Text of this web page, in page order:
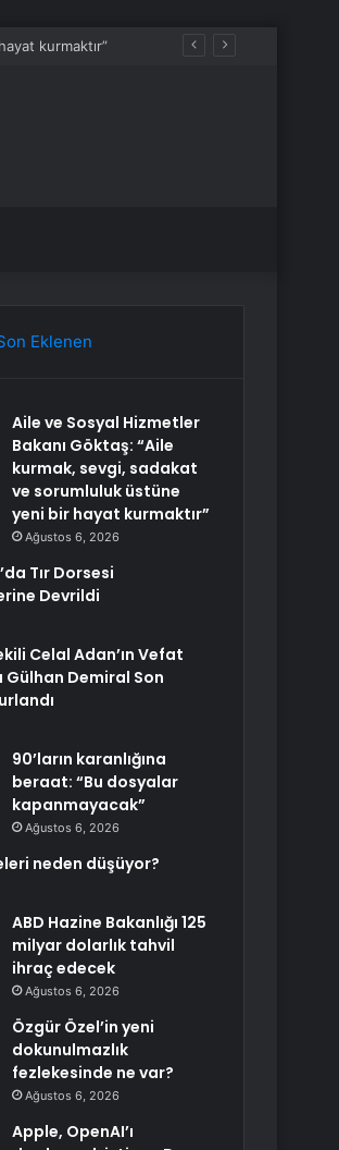
kurmaktır”
Eklenen
Aile ve Sosyal Hizmetler
Bakanı Göktaş: “Aile
kurmak, sevgi, sadakat
ve sorumluluk üstüne
yeni bir hayat kurmaktır”
Ağustos 6, 2026
Tır Dorsesi
Devrildi
Celal Adan’ın Vefat
Gülhan Demiral Son
90’ların karanlığına
beraat: “Bu dosyalar
kapanmayacak”
Ağustos 6, 2026
neden düşüyor?
ABD Hazine Bakanlığı 125
milyar dolarlık tahvil
ihraç edecek
Ağustos 6, 2026
Özgür Özel’in yeni
dokunulmazlık
fezlekesinde ne var?
Ağustos 6, 2026
Apple, OpenAI’ı